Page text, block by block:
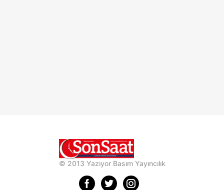
© 2013 Yazıyor Basım Yayıncılık